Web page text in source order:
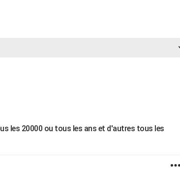
les 20000 ou tous les ans et d'autres tous les